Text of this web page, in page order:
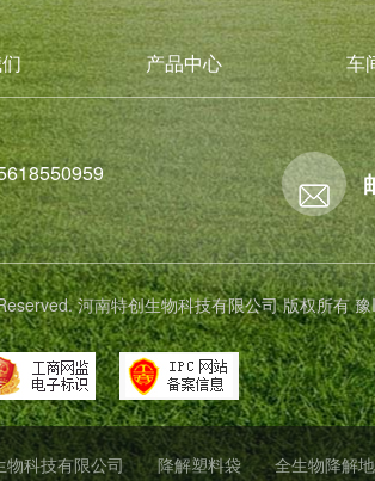
产品中心 车
河南特创生物科技有限公司 版权所有
物科技有限公司 降解塑料袋 全生物降解